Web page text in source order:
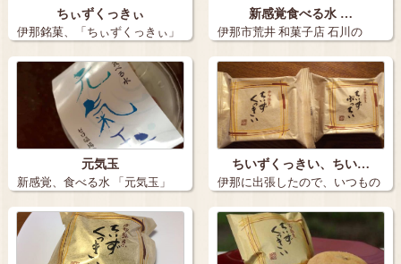
ちぃずくっきぃ
伊那銘菓、「ちぃずくっきぃ」
宮崎…
新感覚食べる水 …
伊那市荒井 和菓子店 石川の
「元気玉」…
元気玉
新感覚、食べる水 「元気玉」
このネ…
ちいずくっきい、ちい…
伊那に出張したので、いつもの
「菓子庵石川…